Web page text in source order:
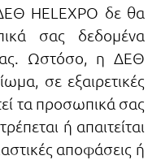
HELEXPO δε θα
σας δεδομένα
Ωστόσο, η ΔΕΘ
σε εξαιρετικές
τα προσωπικά σας
ή απαιτείται
αποφάσεις ή